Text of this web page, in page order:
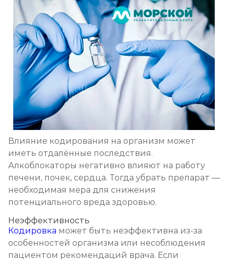
Влияние кодирования на организм может
иметь отдалённые последствия.
Алкоблокаторы негативно влияют на работу
печени, почек, сердца. Тогда убрать препарат —
необходимая мера для снижения
потенциального вреда здоровью.
Неэффективность
Кодировка может быть неэффективна из-за
особенностей организма или несоблюдения
пациентом рекомендаций врача. Если